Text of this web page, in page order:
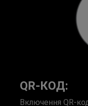
QR-КОД:
Включення QR-